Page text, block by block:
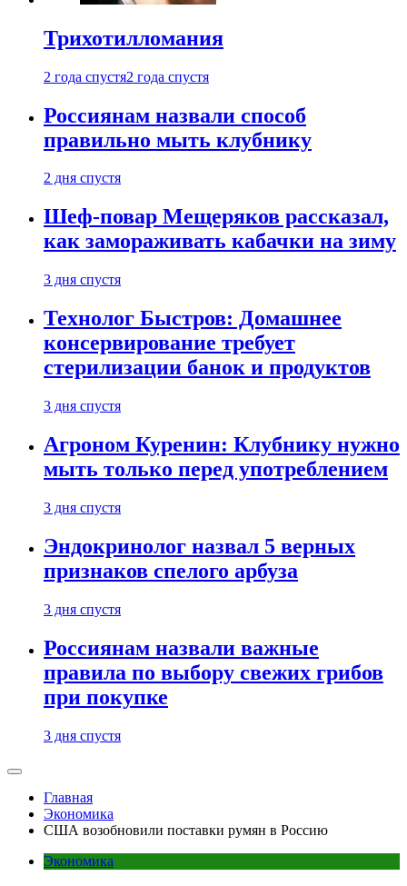
Трихотилломания
2 года спустя2 года спустя
Россиянам назвали способ
правильно мыть клубнику
2 дня спустя
Шеф-повар Мещеряков рассказал,
как замораживать кабачки на зиму
3 дня спустя
Технолог Быстров: Домашнее
консервирование требует
стерилизации банок и продуктов
3 дня спустя
Агроном Куренин: Клубнику нужно
мыть только перед употреблением
3 дня спустя
Эндокринолог назвал 5 верных
признаков спелого арбуза
3 дня спустя
Россиянам назвали важные
правила по выбору свежих грибов
при покупке
3 дня спустя
Главная
Экономика
США возобновили поставки румян в Россию
Экономика